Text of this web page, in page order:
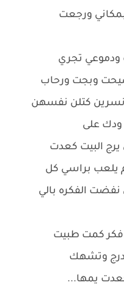
ورجعت
ودموعي تجري
وبجت ورحاب
نسرين كتلن نفسهن
على
البيت كعدت
يلعب براسي كل
نفضت الفكره بالي
كمت طبيت
وتشهك
يمها...